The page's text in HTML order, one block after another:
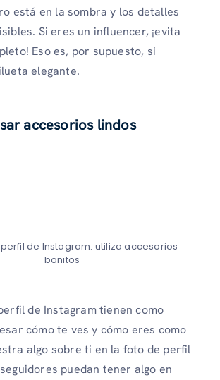
está en la sombra y los detalles
Si eres un influencer, ¡evita
Eso es, por supuesto, si
elegante.
accesorios lindos
de Instagram: utiliza accesorios
bonitos
de Instagram tienen como
cómo te ves y cómo eres como
algo sobre ti en la foto de perfil
puedan tener algo en